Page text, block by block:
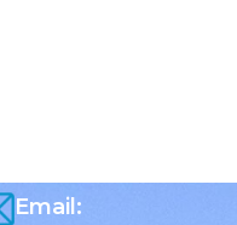
Email: